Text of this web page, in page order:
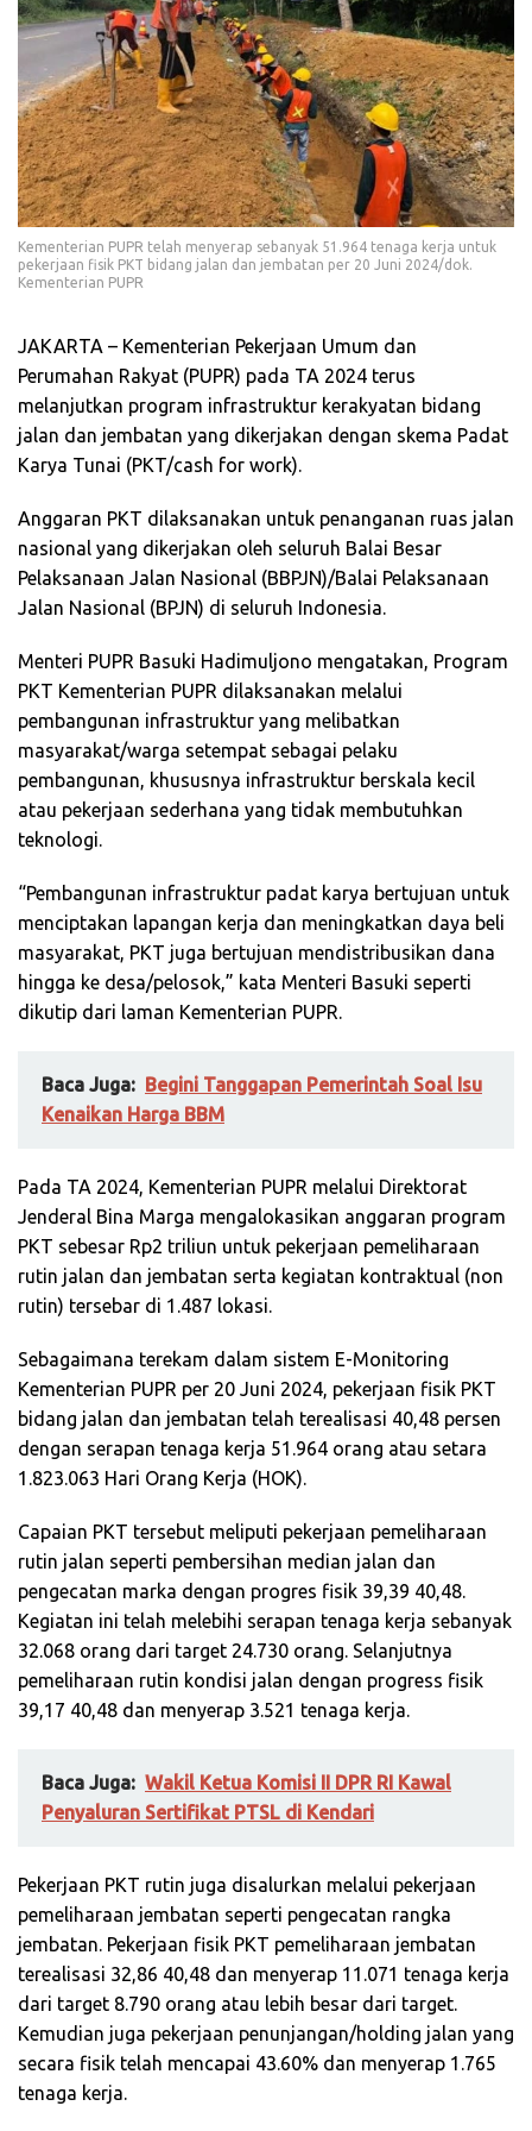
Kementerian PUPR telah menyerap sebanyak 51.964 tenaga kerja untuk
pekerjaan fisik PKT bidang jalan dan jembatan per 20 Juni 2024/dok.
Kementerian PUPR
JAKARTA – Kementerian Pekerjaan Umum dan
Perumahan Rakyat (PUPR) pada TA 2024 terus
melanjutkan program infrastruktur kerakyatan bidang
jalan dan jembatan yang dikerjakan dengan skema Padat
Karya Tunai (PKT/cash for work).
Anggaran PKT dilaksanakan untuk penanganan ruas jalan
nasional yang dikerjakan oleh seluruh Balai Besar
Pelaksanaan Jalan Nasional (BBPJN)/Balai Pelaksanaan
Jalan Nasional (BPJN) di seluruh Indonesia.
Menteri PUPR Basuki Hadimuljono mengatakan, Program
PKT Kementerian PUPR dilaksanakan melalui
pembangunan infrastruktur yang melibatkan
masyarakat/warga setempat sebagai pelaku
pembangunan, khususnya infrastruktur berskala kecil
atau pekerjaan sederhana yang tidak membutuhkan
teknologi.
“Pembangunan infrastruktur padat karya bertujuan untuk
menciptakan lapangan kerja dan meningkatkan daya beli
masyarakat, PKT juga bertujuan mendistribusikan dana
hingga ke desa/pelosok,” kata Menteri Basuki seperti
dikutip dari laman Kementerian PUPR.
Baca Juga:
Begini Tanggapan Pemerintah Soal Isu
Kenaikan Harga BBM
Pada TA 2024, Kementerian PUPR melalui Direktorat
Jenderal Bina Marga mengalokasikan anggaran program
PKT sebesar Rp2 triliun untuk pekerjaan pemeliharaan
rutin jalan dan jembatan serta kegiatan kontraktual (non
rutin) tersebar di 1.487 lokasi.
Sebagaimana terekam dalam sistem E-Monitoring
Kementerian PUPR per 20 Juni 2024, pekerjaan fisik PKT
bidang jalan dan jembatan telah terealisasi 40,48 persen
dengan serapan tenaga kerja 51.964 orang atau setara
1.823.063 Hari Orang Kerja (HOK).
Capaian PKT tersebut meliputi pekerjaan pemeliharaan
rutin jalan seperti pembersihan median jalan dan
pengecatan marka dengan progres fisik 39,39 40,48.
Kegiatan ini telah melebihi serapan tenaga kerja sebanyak
32.068 orang dari target 24.730 orang. Selanjutnya
pemeliharaan rutin kondisi jalan dengan progress fisik
39,17 40,48 dan menyerap 3.521 tenaga kerja.
Baca Juga: Wakil Ketua Komisi II DPR RI Kawal
Penyaluran Sertifikat PTSL di Kendari
Pekerjaan PKT rutin juga disalurkan melalui pekerjaan
pemeliharaan jembatan seperti pengecatan rangka
jembatan. Pekerjaan fisik PKT pemeliharaan jembatan
terealisasi 32,86 40,48 dan menyerap 11.071 tenaga kerja
dari target 8.790 orang atau lebih besar dari target.
Kemudian juga pekerjaan penunjangan/holding jalan yang
secara fisik telah mencapai 43.60% dan menyerap 1.765
tenaga kerja.